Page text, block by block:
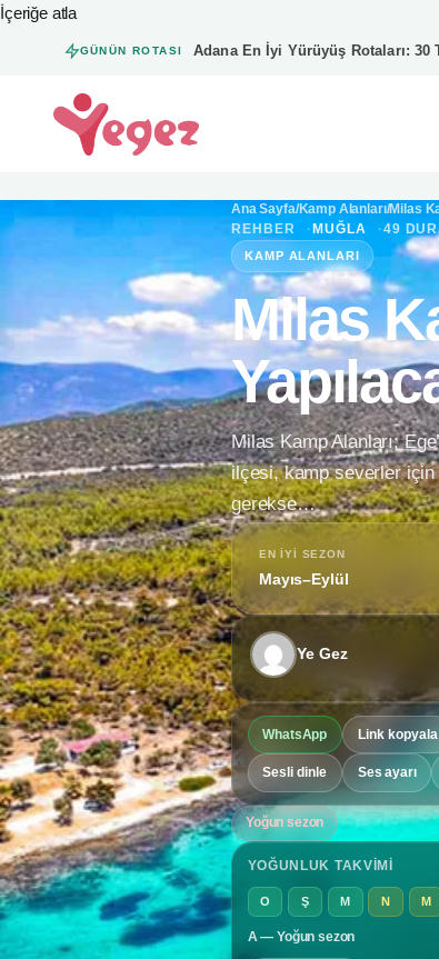
İçeriğe atla
GÜNÜN ROTASI Adana En İyi Yürüyüş Rotaları: 30
Ye Gez — Ana sayfa
Ana Sayfa/Kamp Alanları/Milas
REHBER MUĞLA 49
KAMP ALANLARI
Milas
Milas Kamp Alanları;
ilçesi, kamp severler için
gerekse…
EN IYI SEZON
Mayıs–Eylül
Ye Gez
WhatsApp Link kopyala
Sesli dinle Ses ayarı
Yoğun sezon
YOĞUNLUK TAKVIMI
O Ş M N M
A — Yoğun sezon